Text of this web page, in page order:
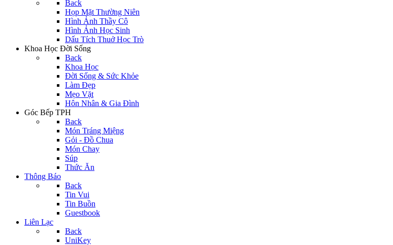
Back
Họp Mặt Thường Niên
Hình Ảnh Thầy Cô
Hình Ảnh Học Sinh
Dấu Tích Thuở Học Trò
Khoa Học Đời Sống
Back
Khoa Học
Đời Sống & Sức Khỏe
Làm Đẹp
Mẹo Vặt
Hôn Nhân & Gia Đình
Góc Bếp TPH
Back
Món Tráng Miệng
Gỏi - Đồ Chua
Món Chay
Súp
Thức Ăn
Thông Báo
Back
Tin Vui
Tin Buồn
Guestbook
Liên Lạc
Back
UniKey